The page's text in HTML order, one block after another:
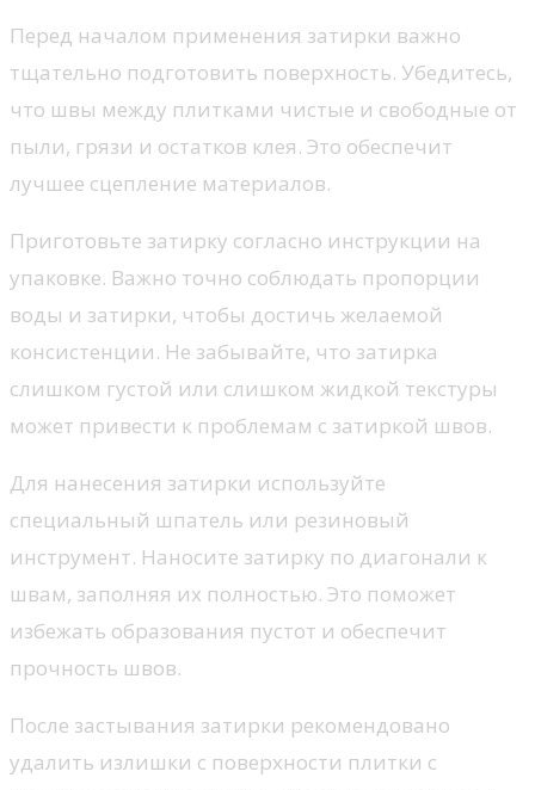
Перед началом применения затирки важно
тщательно подготовить поверхность. Убедитесь,
что швы между плитками чистые и свободные от
пыли, грязи и остатков клея. Это обеспечит
лучшее сцепление материалов.
Приготовьте затирку согласно инструкции на
упаковке. Важно точно соблюдать пропорции
воды и затирки, чтобы достичь желаемой
консистенции. Не забывайте, что затирка
слишком густой или слишком жидкой текстуры
может привести к проблемам с затиркой швов.
Для нанесения затирки используйте
специальный шпатель или резиновый
инструмент. Наносите затирку по диагонали к
швам, заполняя их полностью. Это поможет
избежать образования пустот и обеспечит
прочность швов.
После застывания затирки рекомендовано
удалить излишки с поверхности плитки с